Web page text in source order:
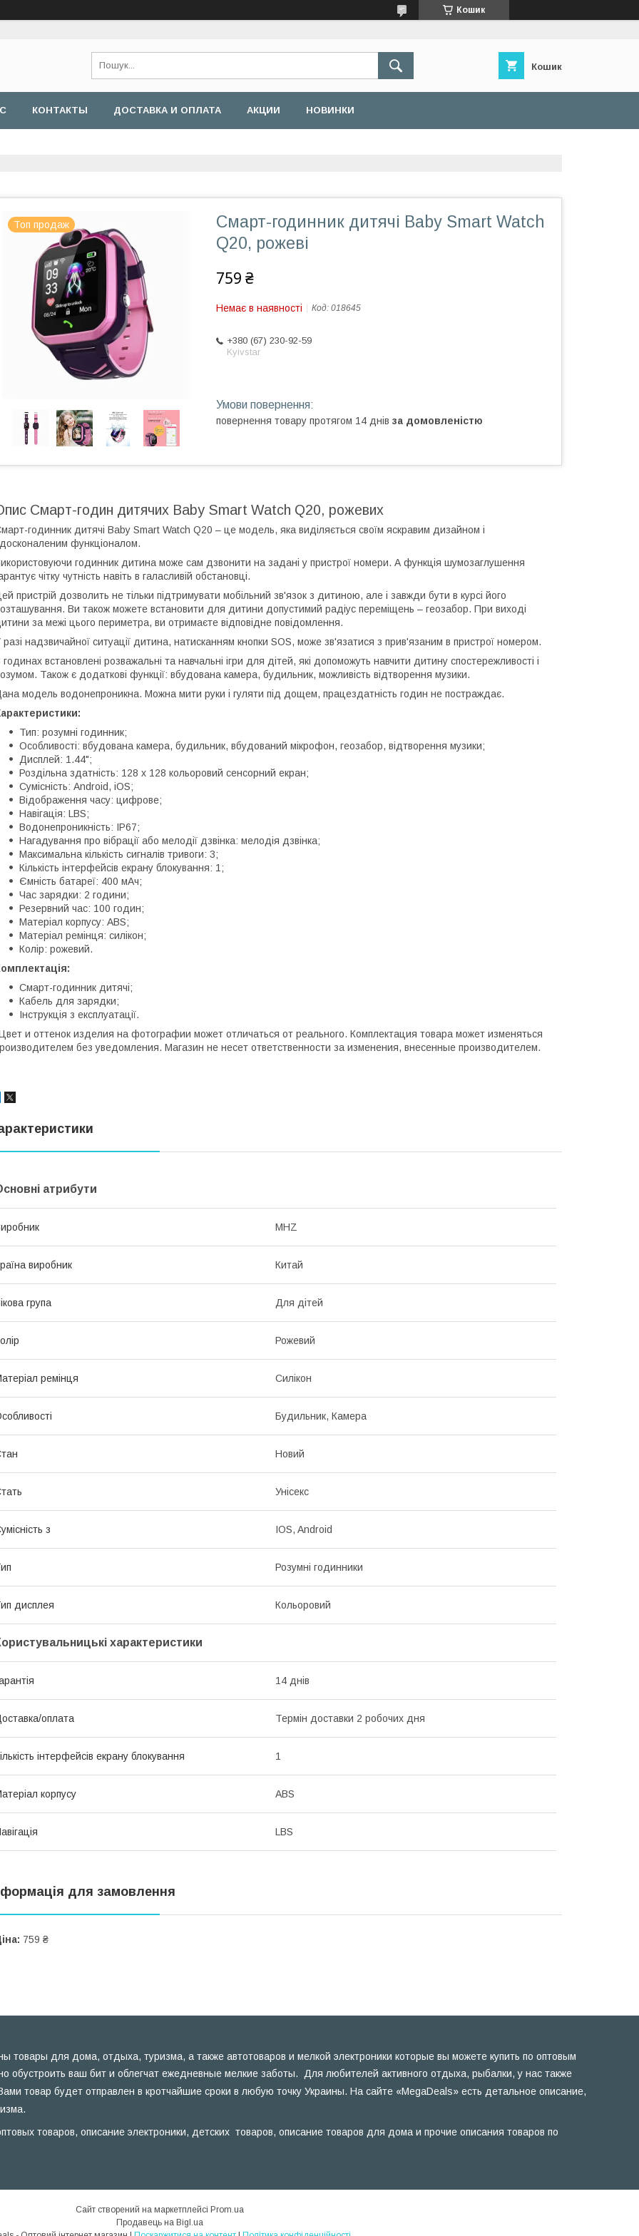
Кошик
Кошик
КОНТАКТЫ ДОСТАВКА И ОПЛАТА АКЦИИ НОВИНКИ
Топ продаж
Смарт-годинник дитячі Baby Smart Watch
Q20, рожеві
759 ₴
Немає в наявності Код: 018645
+380 (67) 230-92-59
Kyivstar
повернення товару протягом 14 днів за домовленістю
Смарт-годин дитячих Baby Smart Watch Q20, рожевих
годинник дитячі Baby Smart Watch Q20 – це модель, яка виділяється своїм яскравим дизайном і
функціоналом.
годинник дитина може сам дзвонити на задані у пристрої номери. А функція шумозаглушення
чітку чутність навіть в галасливій обстановці.
пристрій дозволить не тільки підтримувати мобільний зв'язок з дитиною, але і завжди бути в курсі його
Ви також можете встановити для дитини допустимий радіус переміщень – геозабор. При виході
за межі цього периметра, ви отримаєте відповідне повідомлення.
разі надзвичайної ситуації дитина, натисканням кнопки SOS, може зв'язатися з прив'язаним в пристрої номером.
годинах встановлені розважальні та навчальні ігри для дітей, які допоможуть навчити дитину спостережливості і
Також є додаткові функції: вбудована камера, будильник, можливість відтворення музики.
модель водонепроникна. Можна мити руки і гуляти під дощем, працездатність годин не постраждає.
Тип: розумні годинник;
Особливості: вбудована камера, будильник, вбудований мікрофон, геозабор, відтворення музики;
Дисплей: 1.44";
Роздільна здатність: 128 х 128 кольоровий сенсорний екран;
Сумісність: Android, iOS;
Відображення часу: цифрове;
Навігація: LBS;
Водонепроникність: IP67;
Нагадування про вібрації або мелодії дзвінка: мелодія дзвінка;
Максимальна кількість сигналів тривоги: 3;
Кількість інтерфейсів екрану блокування: 1;
Ємність батареї: 400 мАч;
Час зарядки: 2 години;
Резервний час: 100 годин;
Матеріал корпусу: ABS;
Матеріал ремінця: силікон;
Колір: рожевий.
Смарт-годинник дитячі;
Кабель для зарядки;
Інструкція з експлуатації.
и оттенок изделия на фотографии может отличаться от реального. Комплектация товара может изменяться
без уведомления. Магазин не несет ответственности за изменения, внесенные производителем.
атрибути
MHZ
виробник Китай
група Для дітей
Рожевий
ремінця Силікон
Будильник, Камера
Новий
Унісекс
з IOS, Android
Розумні годинники
дисплея Кольоровий
характеристики
14 днів
оплата Термін доставки 2 робочих дня
інтерфейсів екрану блокування 1
корпусу ABS
LBS
для замовлення
759 ₴
товары для дома, отдыха, туризма, а также автотоваров и мелкой электроники которые вы можете купить по оптовым
обустроить ваш бит и облегчат ежедневные мелкие заботы. Для любителей активного отдыха, рыбалки, у нас также
товар будет отправлен в кротчайшие сроки в любую точку Украины. На сайте «MegaDeals» есть детальное описание,
товаров, описание электроники, детских товаров, описание товаров для дома и прочие описания товаров по
Сайт створений на маркетплейсі Prom.ua
Продавець на Bigl.ua